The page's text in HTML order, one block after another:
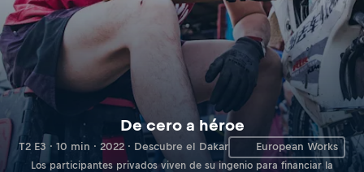
De cero a héroe
T2 E3 · 10 min · 2022 · Descubre el Dakar European Works
Los participantes privados viven de su ingenio para financiar la